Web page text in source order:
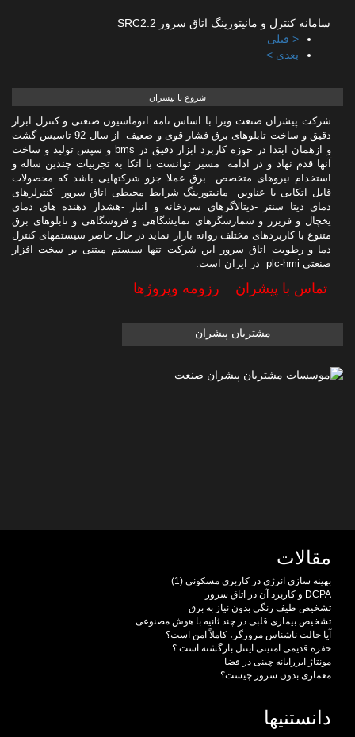
سامانه کنترل و مانیتورینگ اتاق سرور SRC2.2
< قبلی
بعدی >
شروع با پیشران
شرکت پیشران صنعت ویرا با اساس نامه اتوماسیون صنعتی و کنترل ابزار
دقیق و ساخت تابلوهای برق فشار قوی و ضعیف از سال 92 تاسیس گشت
و ازهمان ابتدا در حوزه کاربرد ابزار دقیق در bms و سپس تولید و ساخت
آنها قدم نهاد و در ادامه مسیر توانست با اتکا به تجربیات چندین ساله و
استخدام نیروهای متخصص برق عملا جزو شرکتهایی باشد که محصولات
قابل اتکایی با عناوین مانیتورینگ شرایط محیطی اتاق سرور -کنترلرهای
دمای دیتا سنتر -دیتالاگرهای سردخانه و انبار -هشدار دهنده های دمای
یخچال و فریزر و شمارشگرهای نمایشگاهی و فروشگاهی و تابلوهای برق
متنوع با کاربردهای مختلف روانه بازار نماید در حال حاضر سیستمهای کنترل
دما و رطوبت اتاق سرور این شرکت تنها سیستم مبتنی بر سخت افزار
صنعتی plc-hmi در ایران است.
تماس با پیشران رزومه وپروژها
مشتریان پیشران
مقالات
بهینه سازی انرژی در کاربری مسکونی (1)
DCPA و کاربرد آن در اتاق سرور
تشخیص طیف رنگی بدون نیاز به برق
تشخیص بیماری قلبی در چند ثانیه با هوش مصنوعی
آیا حالت ناشناس مرورگر، کاملاً امن است؟
حفره قدیمی امنیتی اینتل بازگشته است ؟
مونتاژ ابررایانه چینی در فضا
معماری بدون سرور چیست؟
دانستنیها